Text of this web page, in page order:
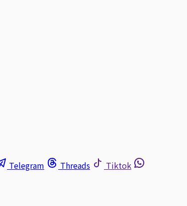
Telegram Threads Tiktok